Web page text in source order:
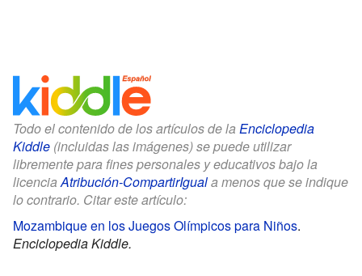
Todo el contenido de los artículos de la Enciclopedia
Kiddle (incluidas las imágenes) se puede utilizar
libremente para fines personales y educativos bajo la
licenciaAtribución-CompartirIguala menos que se indique
lo contrario. Citar este artículo:
Mozambique en los Juegos Olímpicos para Niños.
Enciclopedia Kiddle.